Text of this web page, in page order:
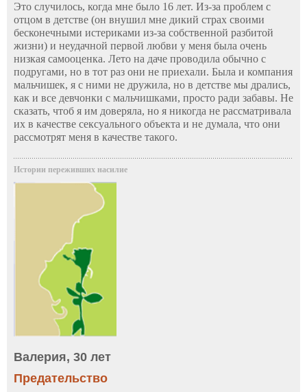
Это случилось, когда мне было 16 лет. Из-за проблем с
отцом в детстве (он внушил мне дикий страх своими
бесконечными истериками из-за собственной разбитой
жизни) и неудачной первой любви у меня была очень
низкая самооценка. Лето на даче проводила обычно с
подругами, но в тот раз они не приехали. Была и компания
мальчишек, я с ними не дружила, но в детстве мы дрались,
как и все девчонки с мальчишками, просто ради забавы. Не
сказать, чтоб я им доверяла, но я никогда не рассматривала
их в качестве сексуального объекта и не думала, что они
рассмотрят меня в качестве такого.
Истории переживших насилие
Валерия, 30 лет
Предательство